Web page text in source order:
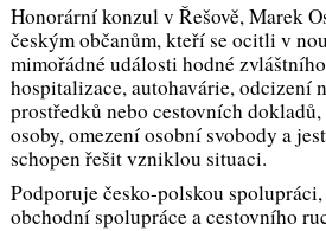
Honorární konzul v Řešově, Marek
českým občanům, kteří se ocitli v
mimořádné události hodné
hospitalizace, autohavárie, odcizení
prostředků nebo cestovních
osoby, omezení osobní svobody a
schopen řešit vzniklou situaci.
Podporuje česko-polskou
obchodní spolupráce a cestovního